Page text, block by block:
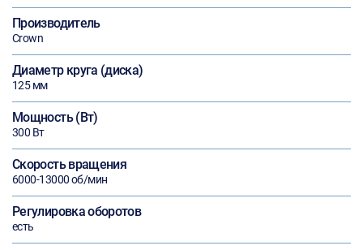
Производитель
Crown
Диаметр круга (диска)
125 мм
Мощность (Вт)
300 Вт
Скорость вращения
6000-13000 об/мин
Регулировка оборотов
есть